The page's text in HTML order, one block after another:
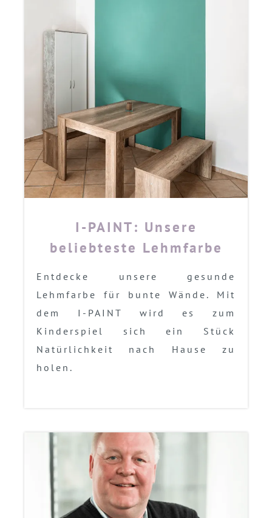
I-PAINT: Unsere
beliebteste Lehmfarbe
Entdecke unsere gesunde
Lehmfarbe für bunte Wände. Mit
dem I-PAINT wird es zum
Kinderspiel sich ein Stück
Natürlichkeit nach Hause zu
holen.